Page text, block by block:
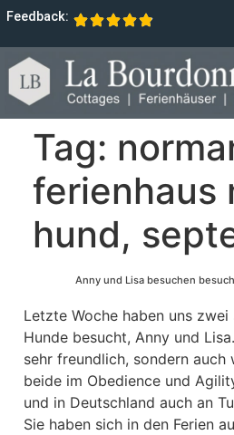
Feedback:
Tag:
ferienhaus
hund,
Anny und Lisa besuchen
Letzte Woche haben uns
Hunde besucht, Anny und
sehr freundlich, sondern auch
beide im Obedience und
und in Deutschland auch an
Sie haben sich in den Ferien